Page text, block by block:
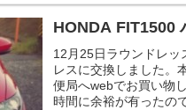
12月25日ラウンドレッ
レスに交換しました。
便局へwebでお買い物
時間に余裕が有ったの